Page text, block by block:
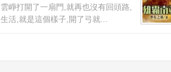
雲崢打開了一扇門,就再也沒有回頭路,
生活,就是這個樣子,開了弓就...